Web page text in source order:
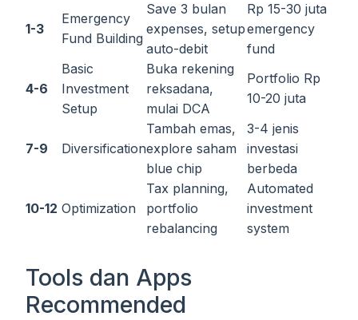
1-3
Emergency
Fund Building
Save 3 bulan
expenses, setup
auto-debit
Rp 15-30 juta
emergency
fund
4-6
Basic
Investment
Setup
Buka rekening
reksadana,
mulai DCA
Portfolio Rp
10-20 juta
7-9 Diversification
Tambah emas,
explore saham
blue chip
3-4 jenis
investasi
berbeda
10-12 Optimization
Tax planning,
portfolio
rebalancing
Automated
investment
system
Tools dan Apps
Recommended